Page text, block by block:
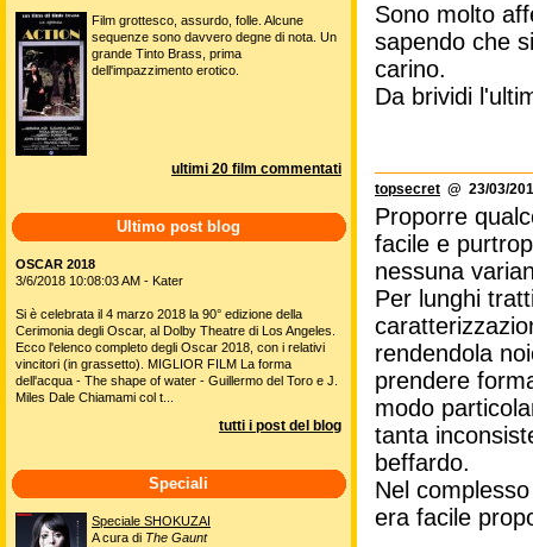
Sono molto
sapendo che
carino.
Da brividi
topsecret @ 23/03/
Proporre
facile e
nessuna
Per lunghi
rendendola
prendere
modo
tanta
beffardo.
Nel
era facile
Film grottesco, assurdo, folle. Alcune
sequenze sono davvero degne di nota. Un
grande Tinto Brass, prima
dell'impazzimento erotico.
ultimi 20 film commentati
Ultimo post blog
OSCAR 2018
3/6/2018 10:08:03 AM - Kater
Si è celebrata il 4 marzo 2018 la 90° edizione della
Cerimonia degli Oscar, al Dolby Theatre di Los Angeles.
Ecco l'elenco completo degli Oscar 2018, con i relativi
vincitori (in grassetto). MIGLIOR FILM La forma
dell'acqua - The shape of water - Guillermo del Toro e J.
Miles Dale Chiamami col t...
tutti i post del blog
Speciali
Speciale SHOKUZAI
A cura di The Gaunt